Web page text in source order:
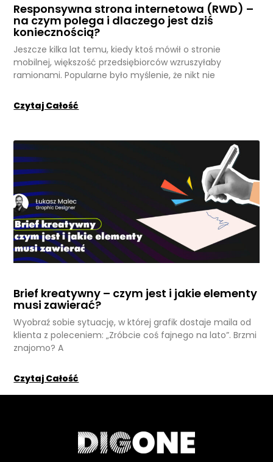
Responsywna strona internetowa (RWD) –
na czym polega i dlaczego jest dziś
koniecznością?
Jeszcze kilka lat temu, kiedy ktoś mówił o stronie
mobilnej, większość przedsiębiorców wzruszyłaby
ramionami. Popularne było myślenie, że nikt nie
Czytaj Całość
Brief kreatywny – czym jest i jakie elementy
musi zawierać?
Wyobraź sobie sytuację, w której grafik dostaje maila od
klienta z poleceniem: „Zróbcie coś fajnego na lato”. Brzmi
znajomo? A
Czytaj Całość